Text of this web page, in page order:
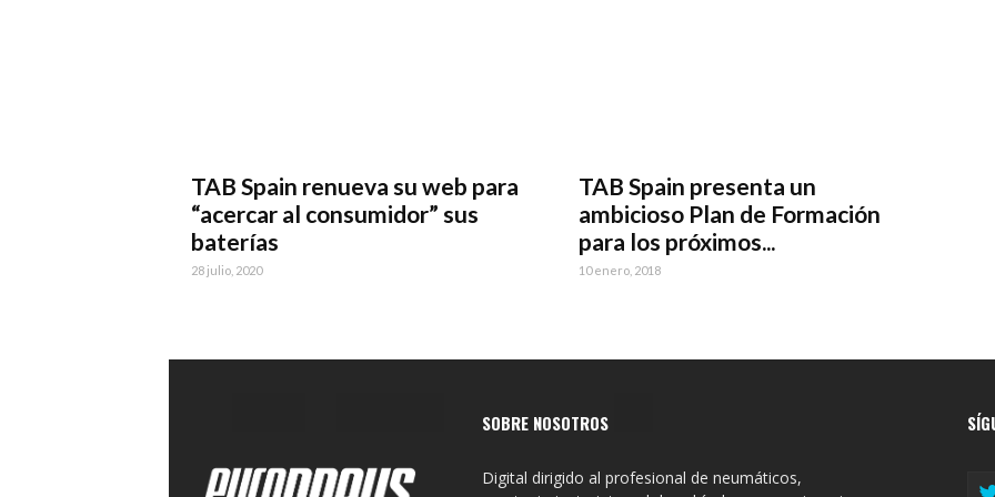
TAB Spain renueva su web para
“acercar al consumidor” sus
baterías
28 julio, 2020
TAB Spain presenta un
ambicioso Plan de Formación
para los próximos...
10 enero, 2018
SOBRE NOSOTROS
Digital dirigido al profesional de neumáticos,